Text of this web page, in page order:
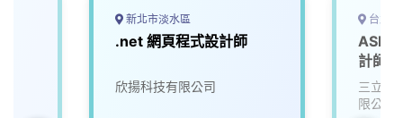
新北市淡水區
.net 網頁程式設計師
欣揚科技有限公司
台北
計師(
三立電
限公司)